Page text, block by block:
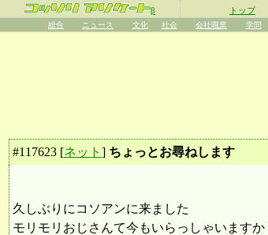
β トップ
総合 ニュース 文化 社会 会社職業 学問
#117623 [ネット ] ちょっとお尋ねします
久しぶりにコソアンに来ました
モリモリおじさんて今もいらっしゃいますか